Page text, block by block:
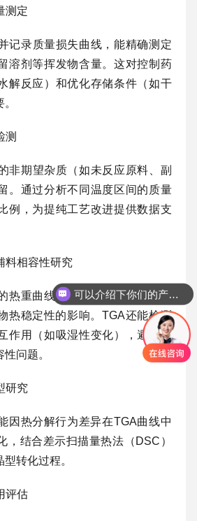
测定‌
记录质量损失曲线，能精确测定
溶剂等挥发物含量。这对控制药
解反应）和优化存储条件（如干
测‌
非期望杂质（如未反应原料、副
。通过分析不同温度区间的质量
例，为提纯工艺改进提供数据支
料相容性研究‌
热重曲线，可评估辅料（如崩解
热稳定性的影响。TGA还能检测
作用（如吸湿性变化），避免配
问题‌。
研究‌
因热分解行为差异在TGA曲线中
，结合差示扫描量热法（DSC）
转化过程‌。
评估‌
可以介绍下你们的产品么？